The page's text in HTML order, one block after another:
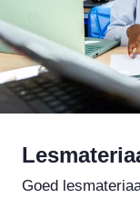
Goed